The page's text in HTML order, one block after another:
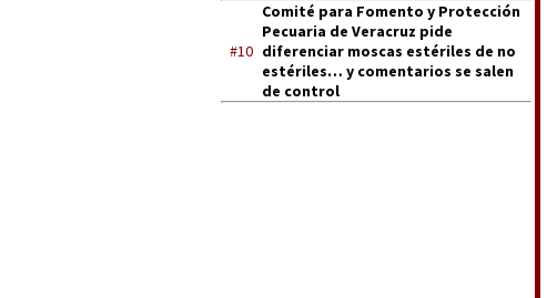
#10
Comité para Fomento y Protección
Pecuaria de Veracruz pide
diferenciar moscas estériles de no
estériles… y comentarios se salen
de control